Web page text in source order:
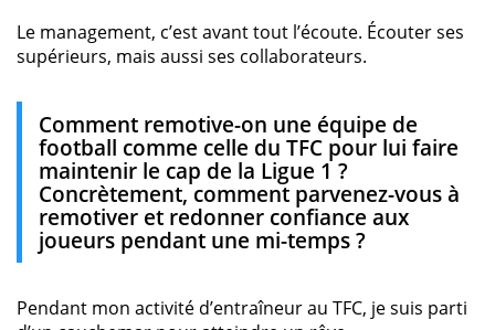
Le management, c’est avant tout l’écoute. Écouter ses
supérieurs, mais aussi ses collaborateurs.
Comment remotive-on une équipe de
football comme celle du TFC pour lui faire
maintenir le cap de la Ligue 1 ?
Concrètement, comment parvenez-vous à
remotiver et redonner confiance aux
joueurs pendant une mi-temps ?
Pendant mon activité d’entraîneur au TFC, je suis parti